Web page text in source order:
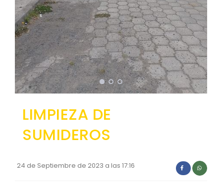
Convocatorias
GESTIÓN ADMINISTRATIVA
Plan de desarrollo y Ordenamiento Territorial -
Plan Anual Contratación - PAC
Plan Operativo Anual - POA
PRESUPUESTO: EJECUCIÓN Y REPORTES
Cédulas presupuestarias y balances
LIMPIEZA DE
SUMIDEROS
24 de Septiembre de 2023 a las 17:16